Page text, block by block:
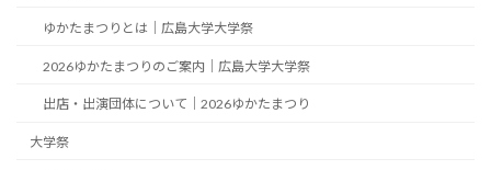
ゆかたまつりとは｜広島大学大学祭
2026ゆかたまつりのご案内｜広島大学大学祭
出店・出演団体について｜2026ゆかたまつり
大学祭